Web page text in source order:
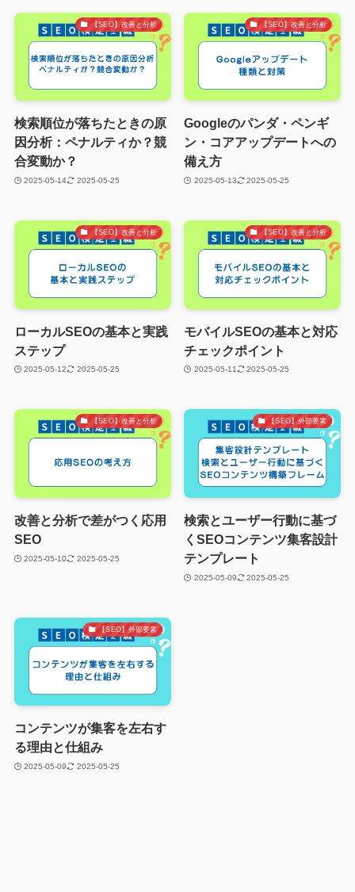
【SEO】改善と分析
検索順位が落ちたときの原
因分析：ペナルティか？競
合変動か？
2025-05-14 2025-05-25
【SEO】改善と分析
Googleのパンダ・ペンギ
ン・コアアップデートへの
備え方
2025-05-13 2025-05-25
【SEO】改善と分析
ローカルSEOの基本と実践
ステップ
2025-05-12 2025-05-25
【SEO】改善と分析
モバイルSEOの基本と対応
チェックポイント
2025-05-11 2025-05-25
【SEO】改善と分析
改善と分析で差がつく応用
SEO
2025-05-10 2025-05-25
【SEO】外部要素
検索とユーザー行動に基づ
くSEOコンテンツ集客設計
テンプレート
2025-05-09 2025-05-25
【SEO】外部要素
コンテンツが集客を左右す
る理由と仕組み
2025-05-09 2025-05-25